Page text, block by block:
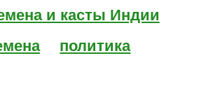
и касты Индии
политика